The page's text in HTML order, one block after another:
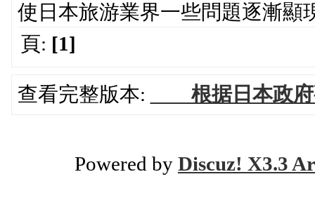
使日本旅游業界一些問題逐漸顯
頁: [1]
查看完整版本: 根据日本政府
Powered by Discuz! X3.3